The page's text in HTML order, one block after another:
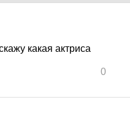
какая актриса
0